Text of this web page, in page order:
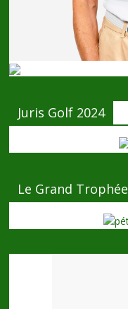
Juris Golf 2024
Le Grand Trophée